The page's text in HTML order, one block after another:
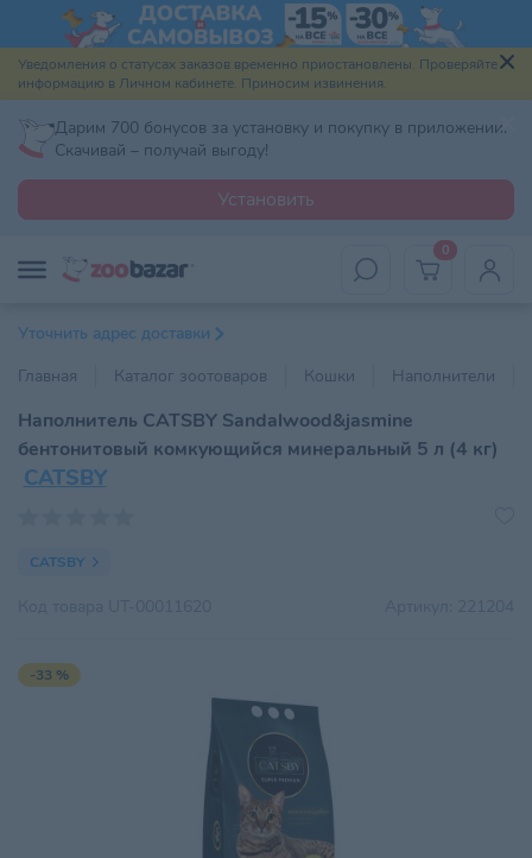
Уведомления о статусах заказов временно приостановлены. Проверяйте
информацию в Личном кабинете. Приносим извинения.
Дарим 700 бонусов за установку и покупку в приложении.
Скачивай – получай выгоду!
Установить
0
Уточнить адрес доставки
Главная
Каталог зоотоваров Кошки Наполнители
Наполнитель CATSBY Sandalwood&jasmine
бентонитовый комкующийся минеральный 5 л (4 кг)
CATSBY
CATSBY
-33 %